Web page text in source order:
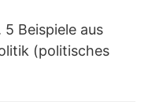
Beispiele aus
(politisches